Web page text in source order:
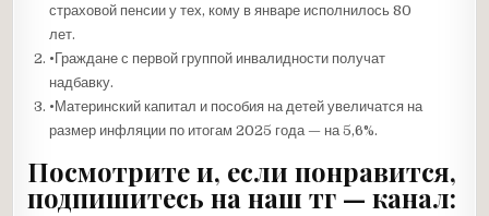
страховой пенсии у тех, кому в январе исполнилось 80
лет.
•Граждане с первой группой инвалидности получат
надбавку.
•Материнский капитал и пособия на детей увеличатся на
размер инфляции по итогам 2025 года — на 5,6%.
Посмотрите и, если понравится,
подпишитесь на наш тг — канал: